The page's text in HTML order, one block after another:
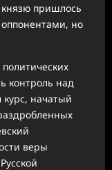
пришлось
но
контроль над
начатый
веры